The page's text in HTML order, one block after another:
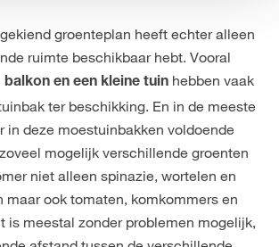
groenteplan heeft echter alleen
ruimte beschikbaar hebt. Vooral
balkon en een kleine tuin hebben vaak
ter beschikking. En in de meeste
in deze moestuinbakken voldoende
mogelijk verschillende groenten
niet alleen spinazie, wortelen en
maar ook tomaten, komkommers en
is meestal zonder problemen mogelijk,